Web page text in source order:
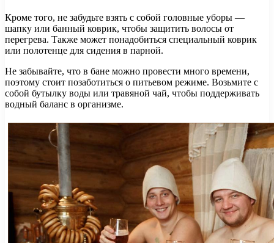
Кроме того, не забудьте взять с собой головные уборы —
шапку или банный коврик, чтобы защитить волосы от
перегрева. Также может понадобиться специальный коврик
или полотенце для сидения в парной.
Не забывайте, что в бане можно провести много времени,
поэтому стоит позаботиться о питьевом режиме. Возьмите с
собой бутылку воды или травяной чай, чтобы поддерживать
водный баланс в организме.